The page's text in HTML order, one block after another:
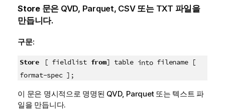
Store문은 QVD, Parquet, CSV또는 TXT 파일을
만듭니다.
구문:
Store [ fieldlist from] table intofilename [
format-spec ];
이 문은 명시적으로 명명된 QVD, Parquet또는 텍스트 파
일을 만듭니다.